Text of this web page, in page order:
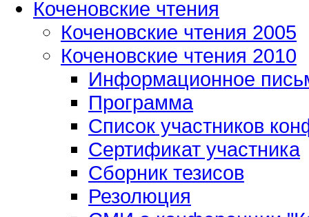
Коченовские чтения
Коченовские чтения 2005
Коченовские чтения 2010
Информационное
Программа
Список участников
Сертификат участника
Сборник тезисов
Резолюция